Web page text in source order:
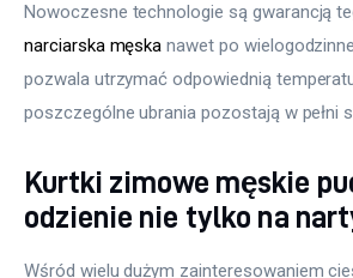
Nowoczesne technologie są gwarancją
narciarska męska nawet po
pozwala utrzymać odpowiednią
poszczególne ubrania pozostają w pełni
Kurtki zimowe męskie
odzienie nie tylko na
Wśród wielu dużym zainteresowaniem